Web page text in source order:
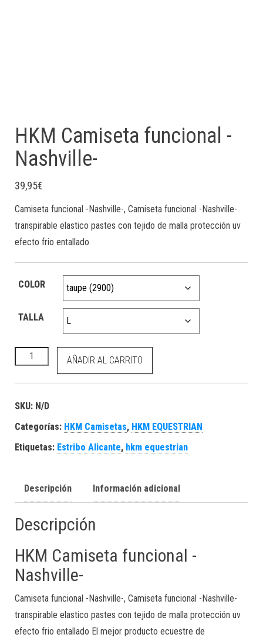
HKM Camiseta funcional -
Nashville-
39,95€
Camiseta funcional -Nashville-, Camiseta funcional -Nashville-
transpirable elastico pastes con tejido de malla protección uv
efecto frio entallado
COLOR
TALLA
HKM Camiseta funcional -Nashville- cantidad
AÑADIR AL CARRITO
SKU: N/D
Categorías: HKM Camisetas, HKM EQUESTRIAN
Etiquetas: Estribo Alicante, hkm equestrian
Descripción Información adicional
Descripción
HKM Camiseta funcional -
Nashville-
Camiseta funcional -Nashville-, Camiseta funcional -Nashville-
transpirable elastico pastes con tejido de malla protección uv
efecto frio entallado El mejor producto ecuestre de